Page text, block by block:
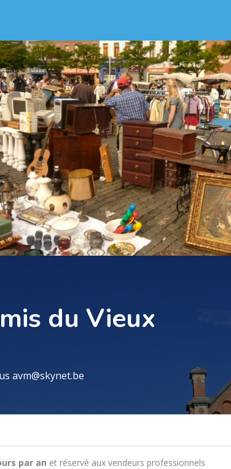
du Vieux
avm@skynet.be
par an et réservé aux vendeurs professionnels